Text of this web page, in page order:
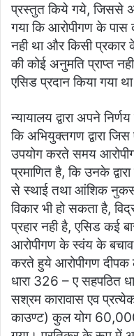
प्रस्तुत किये गये, जिससे
गया कि आरोपीगण के
नही था और किसी
की कोई अनुमति प्राप्त
एसिड प्रदान किया गया
न्यायालय द्वारा अपने
कि अभियुक्तगण द्वारा
उपयोग करते समय
प्रमाणित है, कि उनके
से स्थाई तथा आंशिक
विकार भी हो सकता है,
प्रहार नही है, एसिड कई
आरोपीगण के स्वंय के
करते हुये आरोपीगण दीपक
धारा 326 – ए सहपठित
सश्रम कारावास एव
काउण्ट) कुल योग